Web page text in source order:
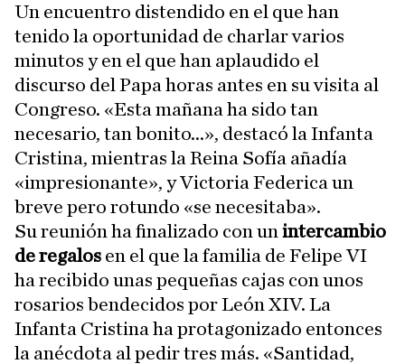
Un encuentro distendido en el que han
tenido la oportunidad de charlar varios
minutos y en el que han aplaudido el
discurso del Papa horas antes en su visita al
Congreso. «Esta mañana ha sido tan
necesario, tan bonito...», destacó la Infanta
Cristina, mientras la Reina Sofía añadía
«impresionante», y Victoria Federica un
breve pero rotundo «se necesitaba».
Su reunión ha finalizado con un intercambio
de regalos en el que la familia de Felipe VI
ha recibido unas pequeñas cajas con unos
rosarios bendecidos por León XIV. La
Infanta Cristina ha protagonizado entonces
la anécdota al pedir tres más. «Santidad,